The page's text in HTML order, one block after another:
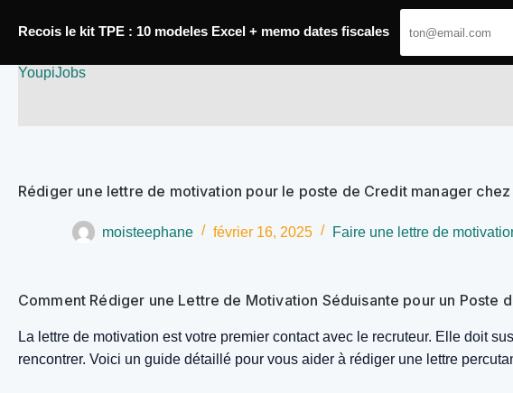
Passer
contenu
YoupiJobs
Rédiger une lettre de motivation pour le poste de Credit manager
moisteephane février 16, 2025 Faire une lettre de
Comment Rédiger une Lettre de Motivation Séduisante pour un Poste
La lettre de motivation est votre premier contact avec le recruteur. Elle doit
rencontrer. Voici un guide détaillé pour vous aider à rédiger une lettre
Recois le kit TPE : 10 modeles Excel + memo dates fiscales